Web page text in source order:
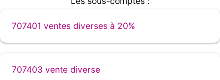
707401 ventes diverses à 20%
707403 vente diverse